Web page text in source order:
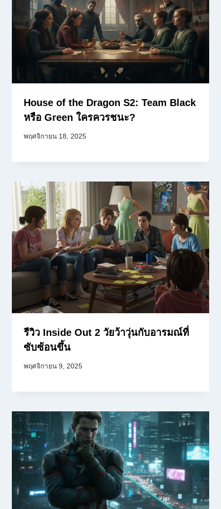
House of the Dragon S2: Team Black
หรือ Green ใครควรชนะ?
พฤศจิกายน 18, 2025
รีวิว Inside Out 2 วัยว้าวุ่นกับอารมณ์ที่
ซับซ้อนขึ้น
พฤศจิกายน 9, 2025